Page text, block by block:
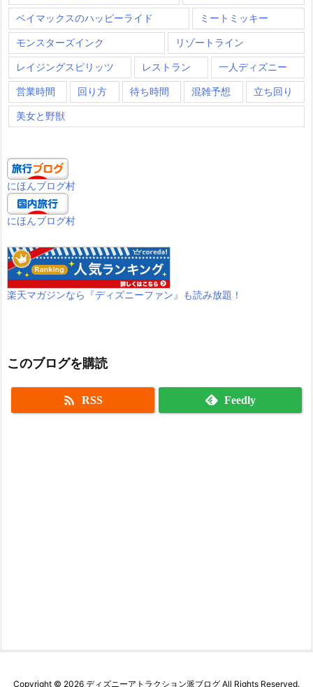
ベイマックスのハッピーライド ミートミッキー
モンスターズインク リゾートライン
レイジングスピリッツ レストラン 一人ディズニー
営業時間 回り方 待ち時間 混雑予想 立ち回り
美女と野獣
にほんブログ村
にほんブログ村
楽天マガジンなら『ディズニーファン』も読み放題！
このブログを購読
 RSS Feedly
Copyright © 2026 ディズニーアトラクション派ブログ All Rights Reserved.